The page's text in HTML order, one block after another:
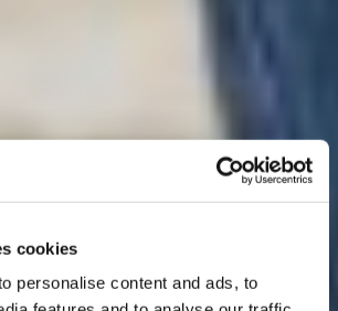
cookies
personalise content and ads, to